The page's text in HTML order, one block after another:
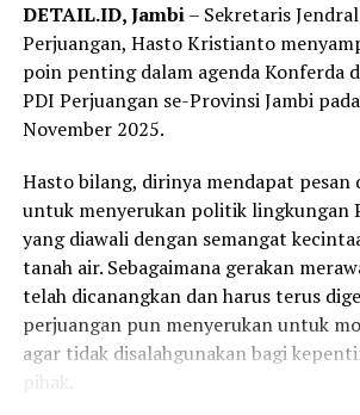
DETAIL.ID, Jambi– Sekretaris
Perjuangan, Hasto Kristianto
poin penting dalam agenda Konferda
PDI Perjuangan se-Provinsi Jambi
November 2025.
Hasto bilang, dirinya mendapat pesan
untuk menyerukan politik lingkungan
yang diawali dengan semangat
tanah air. Sebagaimana gerakan
telah dicanangkan dan harus terus
perjuangan pun menyerukan untuk
agar tidak disalahgunakan bagi
pihak.